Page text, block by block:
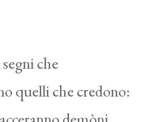
che
quelli che credono: